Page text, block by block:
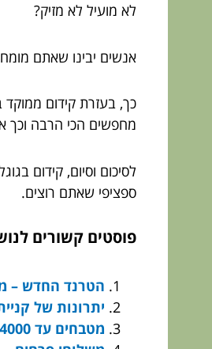
לא מועיל לא מזיק?
אנשים יבינו שאתם
כך, בעזרת קידום ממוקד
מחפשים הכי הרבה וכך
לסיכום וסיום, קידום
ספציפי שאתם רוצים.
פוסטים קשורים
הטרנד החדש –
יתרונות של
מטבחים עד 4000 ש"ח – אילו מטבחים נוכל למצוא?